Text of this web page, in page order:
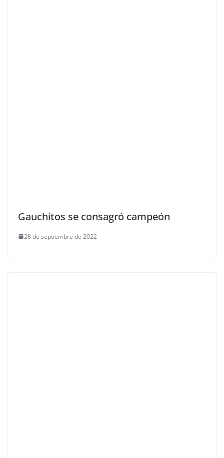
Gauchitos se consagró campeón
28 de septiembre de 2022